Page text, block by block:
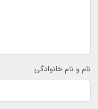
نام و نام خانوادگی